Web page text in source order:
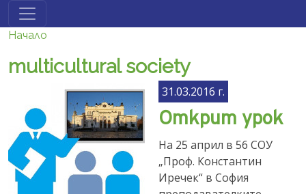
Премини към основното съдържание
Начало
multicultural society
31.03.2016 г.
Открит урок
На 25 април в 56 СОУ
„Проф. Константин
Иречек“ в София